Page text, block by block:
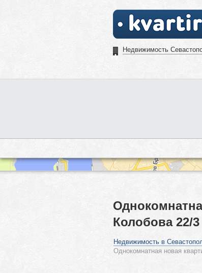
Недвижимость
Колобова 22/3
Недвижимость в
Однокомнатная новая